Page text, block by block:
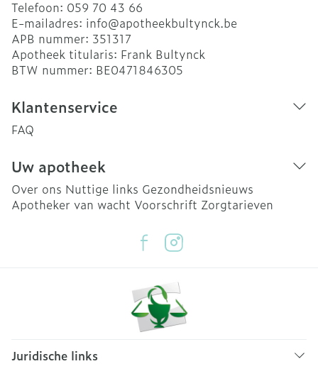
Telefoon: 059 70 43 66
E-mailadres: info@apotheekbultynck.be
APB nummer: 351317
Apotheek titularis: Frank Bultynck
BTW nummer: BE0471846305
Klantenservice
FAQ
Uw apotheek
Over ons Nuttige links Gezondheidsnieuws
Apotheker van wacht Voorschrift Zorgtarieven
Juridische links